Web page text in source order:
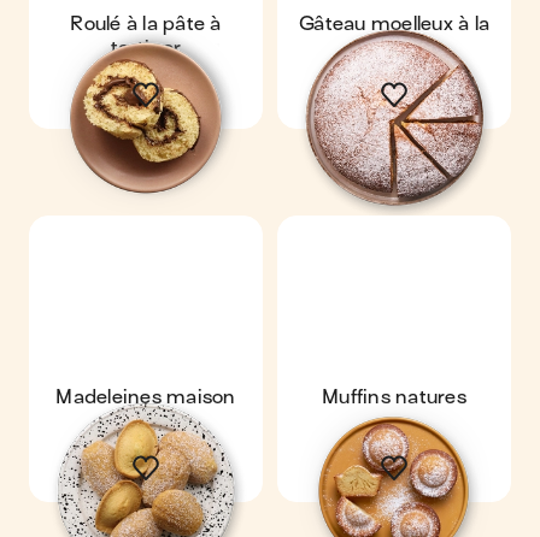
Roulé à la pâte à
tartiner
Gâteau moelleux à la
vanille
Madeleines maison Muffins natures